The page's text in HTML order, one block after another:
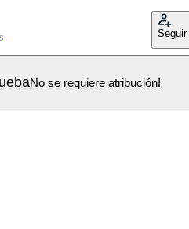
Seguir
No se requiere atribución!